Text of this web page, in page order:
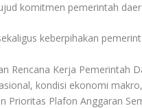
komitmen pemerintah
keberpihakan
Rencana Kerja Pemerintah
kondisi ekonomi
Prioritas Plafon Anggaran